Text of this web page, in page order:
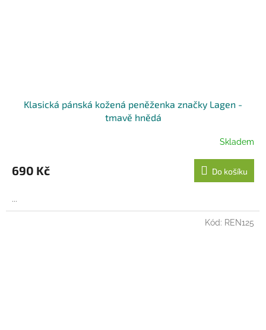
Klasická pánská kožená peněženka značky Lagen -
tmavě hnědá
Skladem
690 Kč Do košíku
...
Kód: REN125